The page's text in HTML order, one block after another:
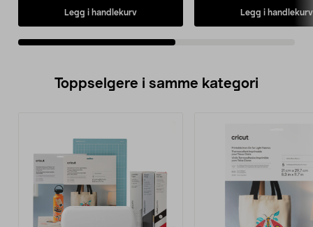
Legg i handlekurv Legg i handlekurv
Toppselgere i samme kategori